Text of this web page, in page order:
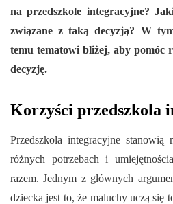
na przedszkole integracyjne?
związane z taką decyzją? W
temu tematowi bliżej, aby pomóc
decyzję.
Korzyści przedszkola
Przedszkola integracyjne
różnych potrzebach i
razem. Jednym z głównych
dziecka jest to, że maluchy uczą się